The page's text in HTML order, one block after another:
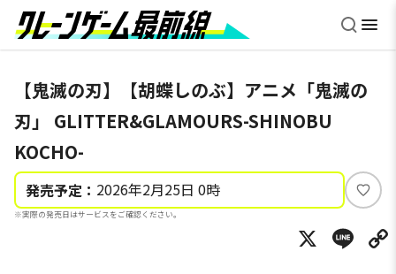
【鬼滅の刃】【胡蝶しのぶ】アニメ「鬼滅の
刃」 GLITTER&GLAMOURS-SHINOBU
KOCHO-
発売予定： 2026年2月25日 0時
※実際の発売日はサービスをご確認ください。
い
ね
X